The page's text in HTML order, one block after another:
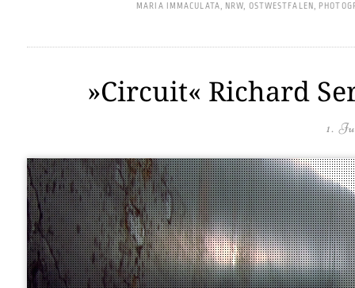
MARIA IMMACULATA, NRW, OSTWESTFALEN,
»Circuit« Richard
1.